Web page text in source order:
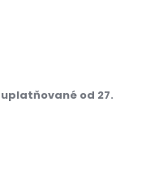
od 27.